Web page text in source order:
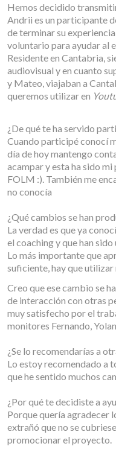
Hemos decidido
Andrii es un participante
de terminar su
voluntario para ayudar al
Residente en Cantabria,
audiovisual y en cuanto
y Mateo, viajaban a
queremos utilizar en
¿De qué te ha servido
Cuando participé conocí
día de hoy mantengo
acampar y esta ha sido
FOLM :). También me
no conocía
¿Qué cambios se han
La verdad es que ya
el coaching y que han
Lo más importante que
suficiente, hay que
Creo que ese cambio se
de interacción con otras
muy satisfecho por el
monitores Fernando,
¿Se lo recomendarías a
Lo estoy recomendado a
que he sentido muchos
¿Por qué te decidiste a
Porque quería agradecer
extrañó que no se
promocionar el proyecto.